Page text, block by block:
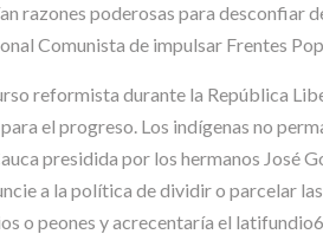
razones poderosas para desconfiar
Comunista de impulsar Frentes
reformista durante la República
el progreso. Los indígenas no
presidida por los hermanos José
a la política de dividir o parcelar
o peones y acrecentaría el